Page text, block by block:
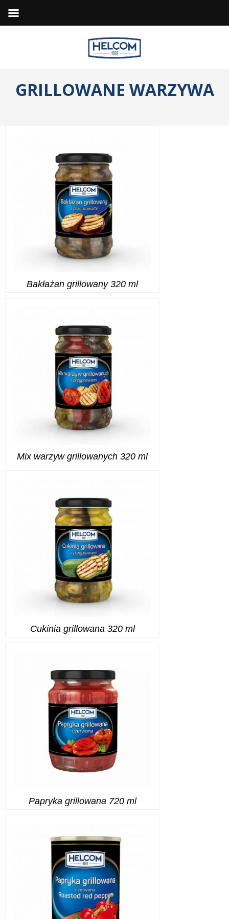
GRILLOWANE WARZYWA
Bakłażan grillowany 320 ml
Mix warzyw grillowanych 320 ml
Cukinia grillowana 320 ml
Papryka grillowana 720 ml